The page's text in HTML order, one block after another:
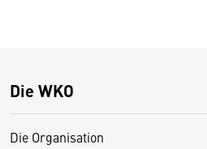
Die WKO
Die Organisation